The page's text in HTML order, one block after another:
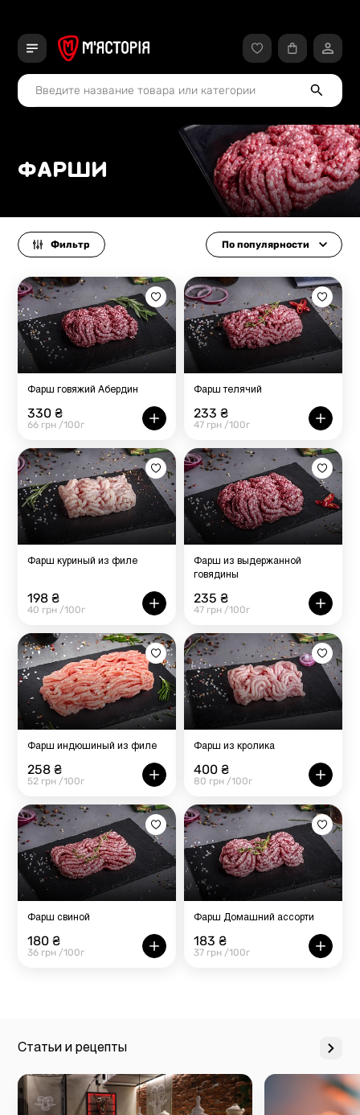
ФАРШИ
Фильтр По популярности
Фарш говяжий Абердин
330 ₴
66 грн /100г
Фарш телячий
233 ₴
47 грн /100г
Фарш куриный из филе
198 ₴
40 грн /100г
Фарш из выдержанной
говядины
235 ₴
47 грн /100г
Фарш индюшиный из филе
258 ₴
52 грн /100г
Фарш из кролика
400 ₴
80 грн /100г
Фарш свиной
180 ₴
36 грн /100г
Фарш Домашний ассорти
183 ₴
37 грн /100г
Статьи и рецепты